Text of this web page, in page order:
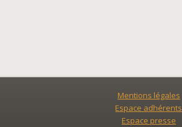
Mentions légales
Espace adhérents
Espace presse